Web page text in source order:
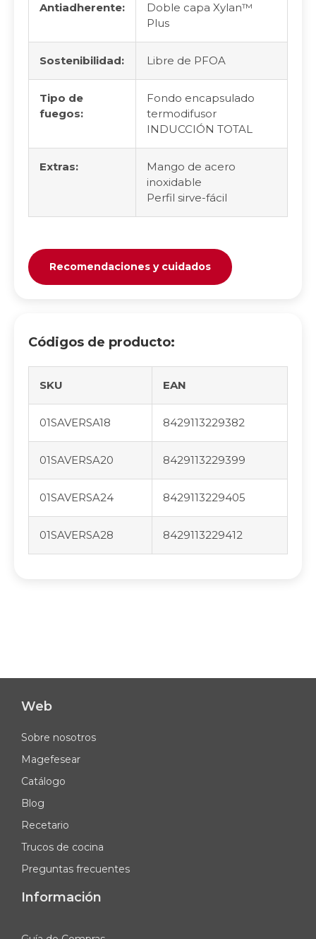
Antiadherente:
Doble capa Xylan™
Plus
Sostenibilidad: Libre de PFOA
Tipo de
fuegos:
Fondo encapsulado
termodifusor
INDUCCIÓN TOTAL
Extras:
Mango de acero
inoxidable
Perfil sirve-fácil
Recomendaciones y cuidados
Códigos de producto:
SKU EAN
01SAVERSA18 8429113229382
01SAVERSA20 8429113229399
01SAVERSA24 8429113229405
01SAVERSA28 8429113229412
Web
Sobre nosotros
Magefesear
Catálogo
Blog
Recetario
Trucos de cocina
Preguntas frecuentes
Información